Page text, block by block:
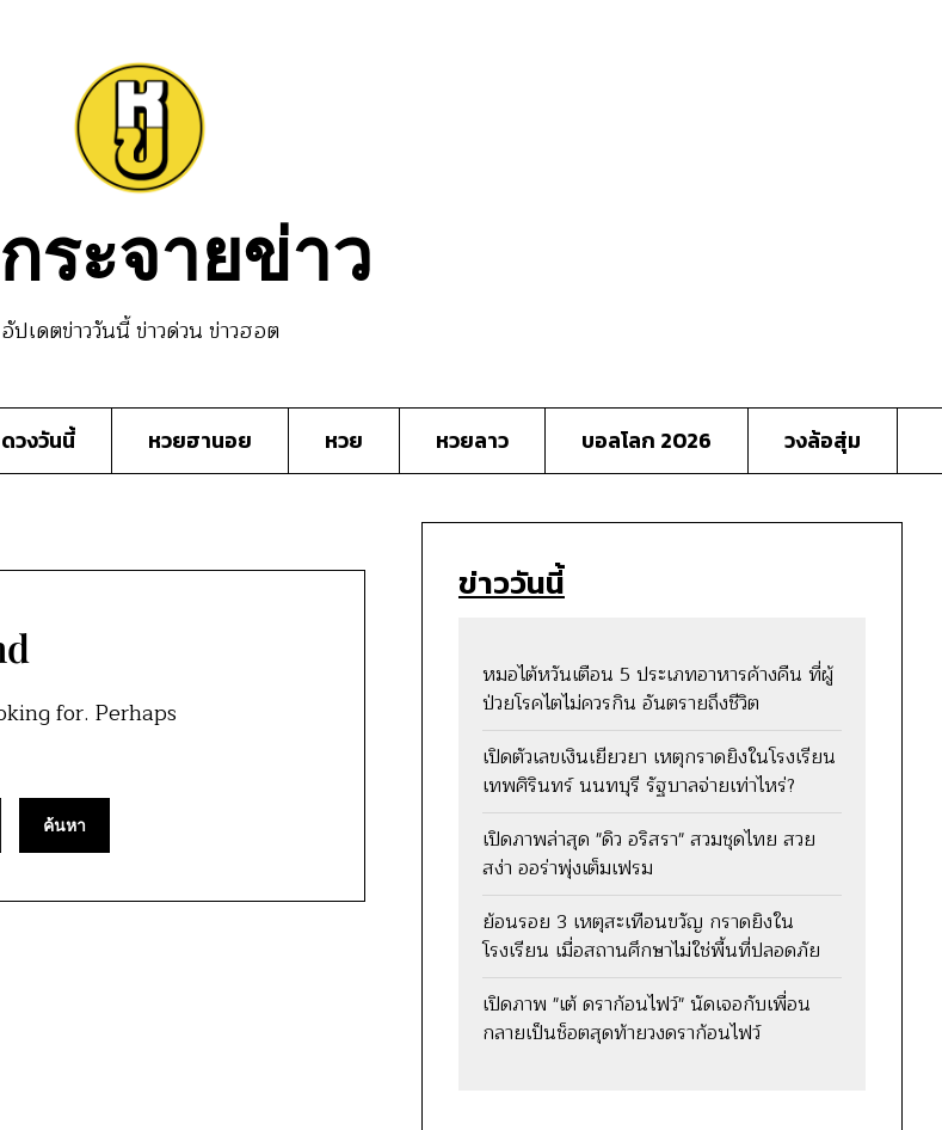
ระจายข่าว
อัปเดตข่าววันนี้ ข่าวด่วน ข่าวฮอต
ดวงวันนี้ หวยฮานอย หวย หวยลาว บอลโลก 2026 วงล้อสุ่ม
for. Perhaps
ข่าววันนี้
หมอไต้หวันเตือน 5 ประเภทอาหารค้างคืน ที่ผู้
ป่วยโรคไตไม่ควรกิน อันตรายถึงชีวิต
เปิดตัวเลขเงินเยียวยา เหตุกราดยิงในโรงเรียน
เทพศิรินทร์ นนทบุรี รัฐบาลจ่ายเท่าไหร่?
เปิดภาพล่าสุด "ดิว อริสรา" สวมชุดไทย สวย
สง่า ออร่าพุ่งเต็มเฟรม
ย้อนรอย 3 เหตุสะเทือนขวัญ กราดยิงใน
โรงเรียน เมื่อสถานศึกษาไม่ใช่พื้นที่ปลอดภัย
เปิดภาพ "เต้ ดราก้อนไฟว์" นัดเจอกับเพื่อน
กลายเป็นช็อตสุดท้ายวงดราก้อนไฟว์